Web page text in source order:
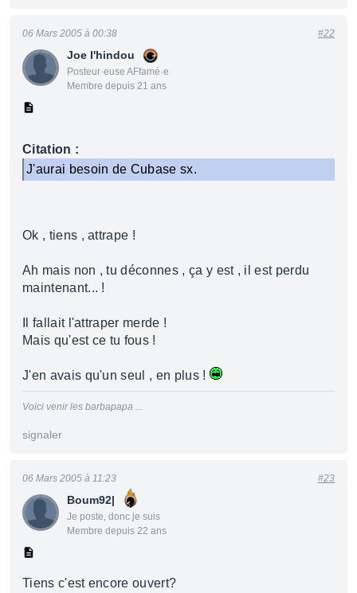
Joe l'hindou
Posteur·euse AFfamé·e
Membre depuis 21 ans
06 Mars 2005 à 00:38 #22
Citation :
J'aurai besoin de Cubase sx.
Ok , tiens , attrape !
Ah mais non , tu déconnes , ça y est , il est perdu
maintenant... !
Il fallait l'attraper merde !
Mais qu'est ce tu fous !
J'en avais qu'un seul , en plus !
Voici venir les barbapapa ...
signaler
Boum92|
Je poste, donc je suis
Membre depuis 22 ans
06 Mars 2005 à 11:23 #23
Tiens c'est encore ouvert?